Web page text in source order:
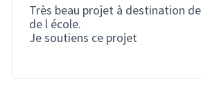
Très beau projet à destination
de l école.
Je soutiens ce projet